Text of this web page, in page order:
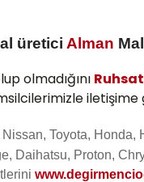
üretici Alman
olmadığını
Toyota,
Daihatsu, Proton,